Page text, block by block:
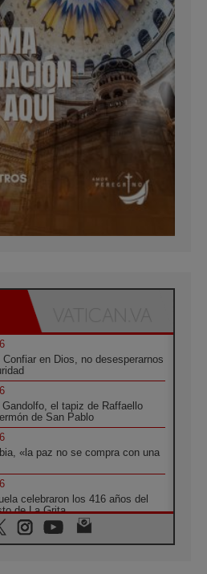
Confiar en Dios, no desesperarnos
Gandolfo, el tapiz de Raffaello
de San Pablo
«la paz no se compra con una
celebraron los 416 años del
de La Grita
Santa Ágata contemplamos la